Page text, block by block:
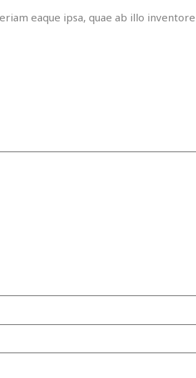
eaque ipsa, quae ab illo inventore